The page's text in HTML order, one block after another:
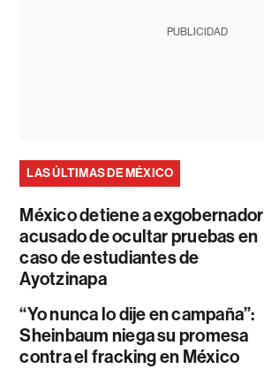
PUBLICIDAD
LAS ÚLTIMAS DE MÉXICO
México detiene a exgobernador
acusado de ocultar pruebas en
caso de estudiantes de
Ayotzinapa
“Yo nunca lo dije en campaña”:
Sheinbaum niega su promesa
contra el fracking en México